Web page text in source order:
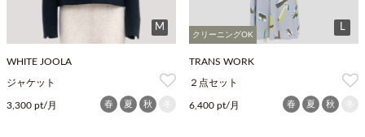
M
WHITE JOOLA
ジャケット
3,300 pt/月 春 夏 秋
クリーニングOK
L
TRANS WORK
２点セット
6,400 pt/月 春 夏 秋